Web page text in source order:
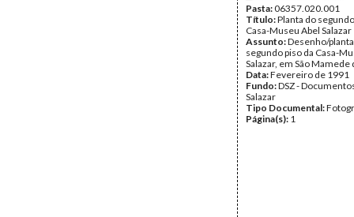
Pasta:06357.020.001
Título:Planta do
Casa-Museu Abel Salazar
Assunto:Desenho/
segundo piso da Casa-
Salazar, em São Mamede
Data:Fevereiro de 1991
Fundo:DSZ -
Salazar
Tipo Documental:
Página(s): 1